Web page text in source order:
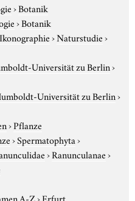
›Botanik
›Botanik
Ikonographie›Naturstudie›
Universität zu Berlin›
Universität zu Berlin›
›Pflanze
›Spermatophyta›
›Ranunculanae›
A-Z›Erfurt